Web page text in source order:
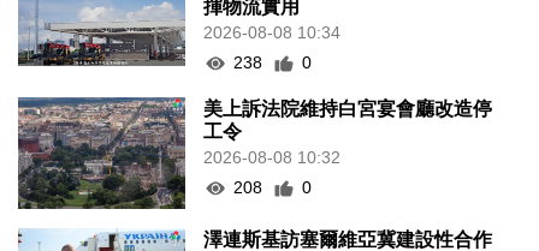
揮物流實用
2026-08-08 10:34
238
0
美上訴法院維持白宮宴會廳改造停
工令
2026-08-08 10:32
208
0
澤連斯基訪塞爾維亞冀建設性合作